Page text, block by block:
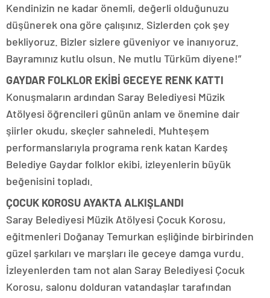
Kendinizin ne kadar önemli, değerli olduğunuzu
düşünerek ona göre çalışınız. Sizlerden çok şey
bekliyoruz. Bizler sizlere güveniyor ve inanıyoruz.
Bayramınız kutlu olsun. Ne mutlu Türküm diyene!”
GAYDAR FOLKLOR EKİBİ GECEYE RENK KATTI
Konuşmaların ardından Saray Belediyesi Müzik
Atölyesi öğrencileri günün anlam ve önemine dair
şiirler okudu, skeçler sahneledi. Muhteşem
performanslarıyla programa renk katan Kardeş
Belediye Gaydar folklor ekibi, izleyenlerin büyük
beğenisini topladı.
ÇOCUK KOROSU AYAKTA ALKIŞLANDI
Saray Belediyesi Müzik Atölyesi Çocuk Korosu,
eğitmenleri Doğanay Temurkan eşliğinde birbirinden
güzel şarkıları ve marşları ile geceye damga vurdu.
İzleyenlerden tam not alan Saray Belediyesi Çocuk
Korosu, salonu dolduran vatandaşlar tarafından